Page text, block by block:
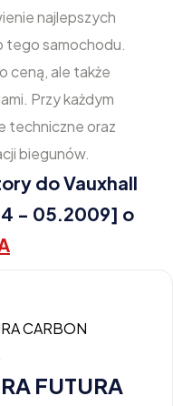
najlepszych
tego samochodu.
ceną, ale także
Przy każdym
techniczne oraz
biegunów.
do Vauxhall
- 05.2009] o
FUTURA